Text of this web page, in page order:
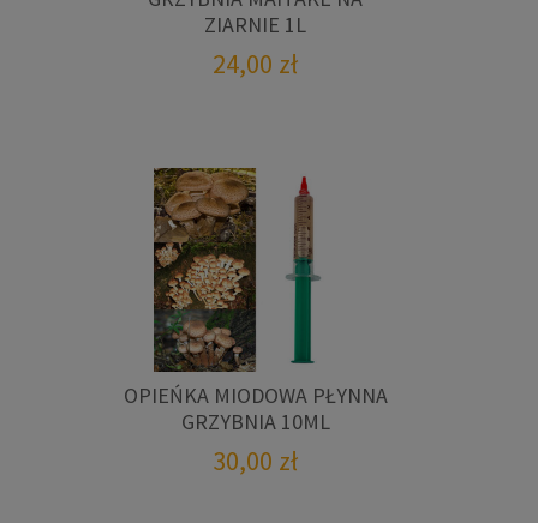
ZIARNIE 1L
24,00 zł
OPIEŃKA MIODOWA PŁYNNA
GRZYBNIA 10ML
30,00 zł